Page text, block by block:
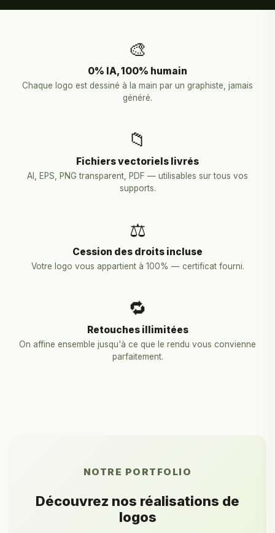
🎨
0% IA, 100% humain
Chaque logo est dessiné à la main par un graphiste, jamais
généré.
📁
Fichiers vectoriels livrés
AI, EPS, PNG transparent, PDF — utilisables sur tous vos
supports.
⚖️
Cession des droits incluse
Votre logo vous appartient à 100% — certificat fourni.
🔁
Retouches illimitées
On affine ensemble jusqu'à ce que le rendu vous convienne
parfaitement.
NOTRE PORTFOLIO
Découvrez nos réalisations de
logos